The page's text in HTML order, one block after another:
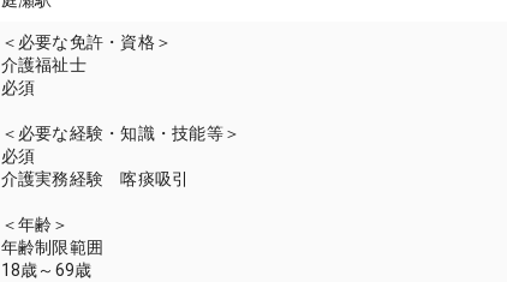
＜必要な免許・資格＞
介護福祉士
必須
＜必要な経験・知識・技能等＞
必須
介護実務経験 喀痰吸引
＜年齢＞
年齢制限範囲
18歳～69歳